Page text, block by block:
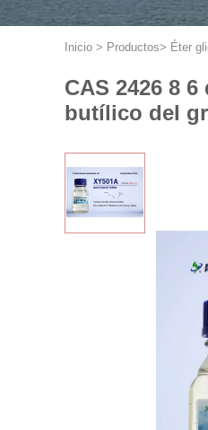
Inicio > Productos> Éter
CAS 2426 8
butílico del